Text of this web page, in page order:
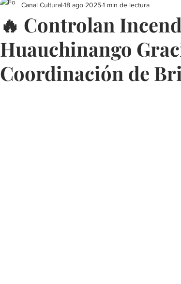
🔥 Controlan
Huauchinango
Coordinación de
Canal Cultural 18 ago 20251 min de lectura